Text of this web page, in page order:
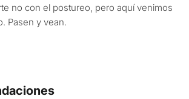
no con el postureo, pero aquí venimos
Pasen y vean.